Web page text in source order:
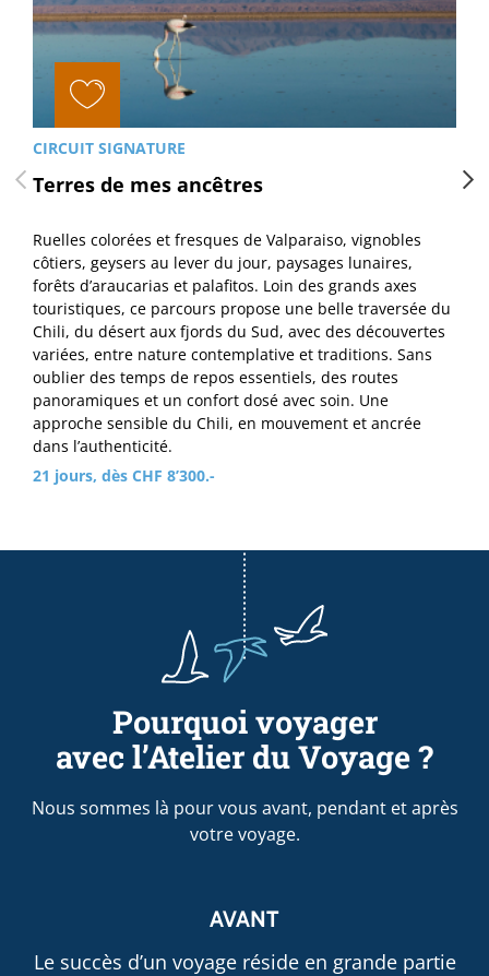
CIRCUIT SIGNATURE
Terres de mes ancêtres
Ruelles colorées et fresques de Valparaiso, vignobles
côtiers, geysers au lever du jour, paysages lunaires,
forêts d’araucarias et palafitos. Loin des grands axes
touristiques, ce parcours propose une belle traversée du
Chili, du désert aux fjords du Sud, avec des découvertes
variées, entre nature contemplative et traditions. Sans
oublier des temps de repos essentiels, des routes
panoramiques et un confort dosé avec soin. Une
approche sensible du Chili, en mouvement et ancrée
dans l’authenticité.
21 jours, dès CHF 8’300.-
Pourquoi voyager
avec l’Atelier du Voyage ?
Nous sommes là pour vous avant, pendant et après
votre voyage.
AVANT
Le succès d’un voyage réside en grande partie